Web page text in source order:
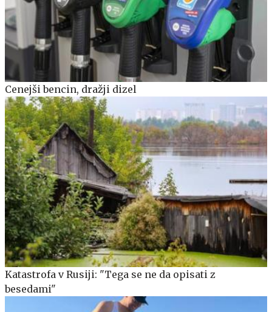
Cenejši bencin, dražji dizel
Katastrofa v Rusiji: "Tega se ne da opisati z
besedami"